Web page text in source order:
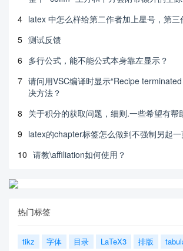
4 latex 中怎么样给第二作者加上星号，第三
5 测试反馈
6 多行公式，能不能公式本身靠左显示？
7 请问用VSC编译时显示“Recipe
决方法？
8 关于积分的获取问题，细则.一些希望有帮
9 latex的chapter标签怎么做到不强制另起一
10 请教\affiliation如何使用？
热门标签
tikz 字体 目录 LaTeX3 排版